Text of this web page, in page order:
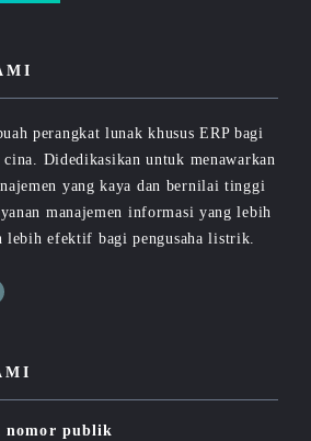
perangkat lunak khusus ERP bagi
cina. Didedikasikan untuk menawarkan
yang kaya dan bernilai tinggi
manajemen informasi yang lebih
lebih efektif bagi pengusaha listrik.
publik